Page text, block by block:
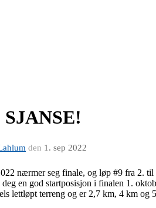
SJANSE!
den 1. sep 2022
nærmer seg finale, og løp #9 fra 2. til
deg en god startposisjon i finalen 1.
lettløpt terreng og er 2,7 km, 4 km og